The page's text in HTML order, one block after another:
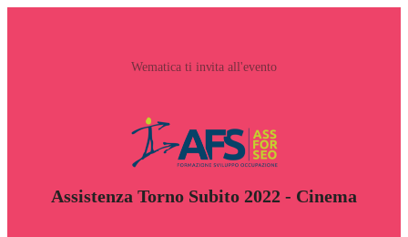
Wematica ti invita all'evento
Assistenza Torno Subito 2022 - Cinema